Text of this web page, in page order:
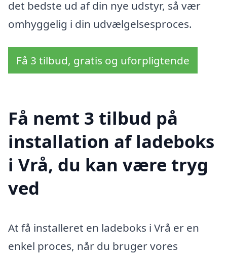
det bedste ud af din nye udstyr, så vær
omhyggelig i din udvælgelsesproces.
Få 3 tilbud, gratis og uforpligtende
Få nemt 3 tilbud på
installation af ladeboks
i Vrå, du kan være tryg
ved
At få installeret en ladeboks i Vrå er en
enkel proces, når du bruger vores